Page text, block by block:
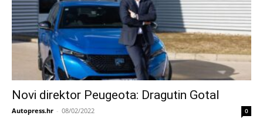
Novi direktor Peugeota: Dragutin Gotal
Autopress.hr - 08/02/2022 0